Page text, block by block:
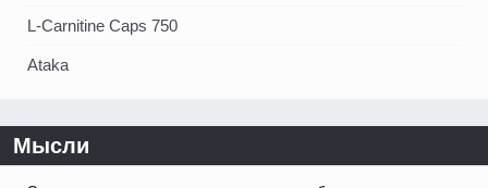
L-Carnitine Caps 750
Ataka
Мысли